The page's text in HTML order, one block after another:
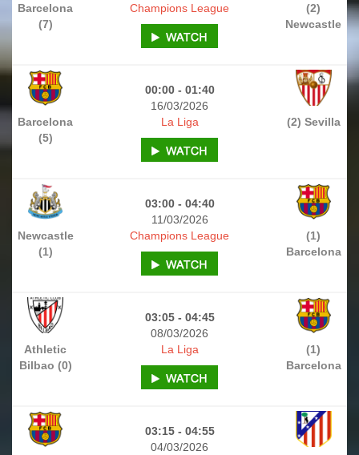
Barcelona
(7)
(2)
Newcastle
Champions League
00:00 - 01:40
16/03/2026
Barcelona
(5)
(2) Sevilla
La Liga
03:00 - 04:40
11/03/2026
Newcastle
(1)
(1)
Barcelona
Champions League
03:05 - 04:45
08/03/2026
Athletic
Bilbao (0)
(1)
Barcelona
La Liga
03:15 - 04:55
04/03/2026